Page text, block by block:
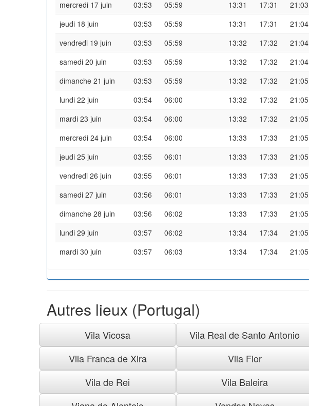
mercredi 17 juin
03:53 05:59 13:31 17:31 21:03
jeudi 18 juin
03:53 05:59 13:31 17:31 21:04
vendredi 19 juin
03:53 05:59 13:32 17:32 21:04
samedi 20 juin
03:53 05:59 13:32 17:32 21:04
dimanche 21 juin
03:53 05:59 13:32 17:32 21:05
lundi 22 juin
03:54 06:00 13:32 17:32 21:05
mardi 23 juin
03:54 06:00 13:32 17:32 21:05
mercredi 24 juin
03:54 06:00 13:33 17:33 21:05
jeudi 25 juin
03:55 06:01 13:33 17:33 21:05
vendredi 26 juin
03:55 06:01 13:33 17:33 21:05
samedi 27 juin
03:56 06:01 13:33 17:33 21:05
dimanche 28 juin
03:56 06:02 13:33 17:33 21:05
lundi 29 juin
03:57 06:02 13:34 17:34 21:05
mardi 30 juin
03:57 06:03 13:34 17:34 21:05
Autres lieux (Portugal)
Vila Vicosa Vila Real de Santo Antonio
Vila Franca de Xira
Vila Flor
Vila de Rei
Vila Baleira